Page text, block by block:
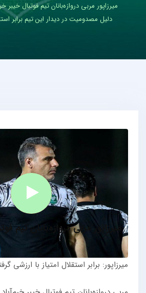
میرزاپور مربی دروازه‌بانان تیم فوتبال خیبر
دلیل مصدومیت در دیدار این تیم برابر
میرزاپور مربی دروازه‌بانان تیم
میرزاپور: برابر استقلال امتیاز با ارزشی